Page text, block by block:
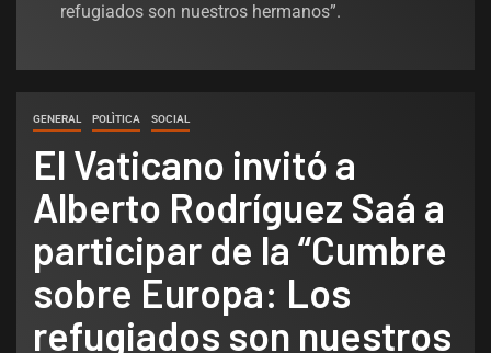
refugiados son nuestros hermanos”.
GENERAL POLÌTICA SOCIAL
El Vaticano invitó a
Alberto Rodríguez Saá a
participar de la “Cumbre
sobre Europa: Los
refugiados son nuestros